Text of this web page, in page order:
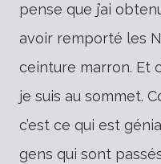
pense que j’ai
avoir remporté les
ceinture marron. Et
je suis au sommet.
c’est ce qui est
gens qui sont